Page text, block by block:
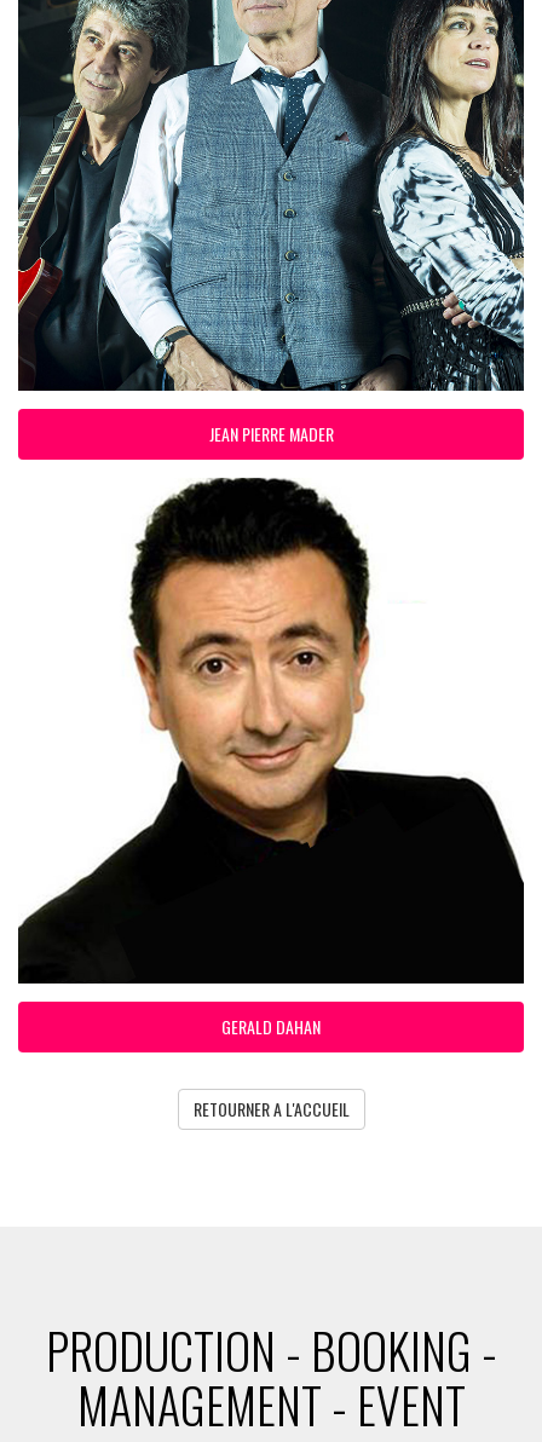
JEAN PIERRE MADER
GERALD DAHAN
RETOURNER A L'ACCUEIL
PRODUCTION - BOOKING -
MANAGEMENT - EVENT